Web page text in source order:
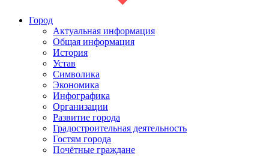
Город
Актуальная информация
Общая информация
История
Устав
Символика
Экономика
Инфографика
Организации
Развитие города
Градостроительная деятельность
Гостям города
Почётные граждане